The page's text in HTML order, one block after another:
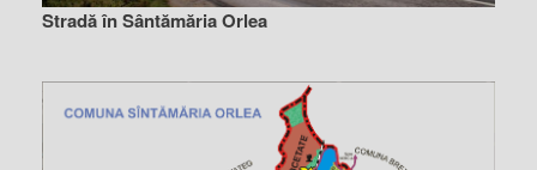
Stradă în Sântămăria Orlea